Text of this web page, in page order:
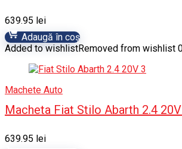
639.95 lei
Adaugă în coș
Added to wishlistRemoved from wishlist
Machete Auto
Macheta Fiat Stilo Abarth 2.4
639.95 lei